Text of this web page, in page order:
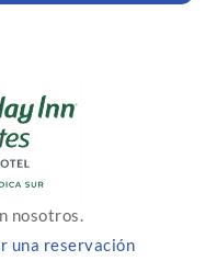
nosotros.
una reservación